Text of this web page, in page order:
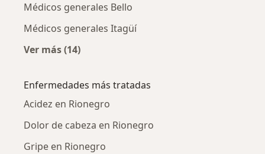
Médicos generales Bello
Médicos generales Itagüí
Ver más (14)
Enfermedades más tratadas
Acidez en Rionegro
Dolor de cabeza en Rionegro
Gripe en Rionegro